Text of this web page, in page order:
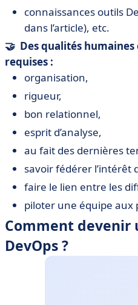
connaissances outils
dans l’article), etc.
🤝 Des qualités
requises :
organisation,
rigueur,
bon relationnel,
esprit d’analyse,
au fait des dernières
savoir fédérer l’intérêt
faire le lien entre les
piloter une équipe aux
Comment devenir
DevOps ?